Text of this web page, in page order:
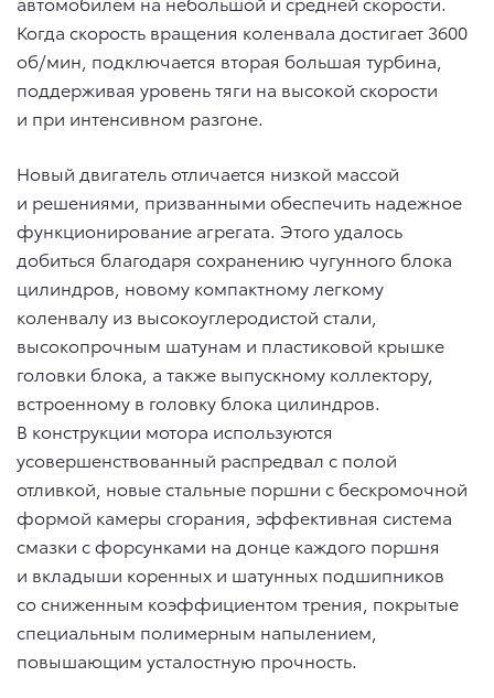
Когда скорость вращения коленвала достигает 3600
об/мин, подключается вторая большая турбина,
поддерживая уровень тяги на высокой скорости
и при интенсивном разгоне.
Новый двигатель отличается низкой массой
и решениями, призванными обеспечить надежное
функционирование агрегата. Этого удалось
добиться благодаря сохранению чугунного блока
цилиндров, новому компактному легкому
коленвалу из высокоуглеродистой стали,
высокопрочным шатунам и пластиковой крышке
головки блока, а также выпускному коллектору,
встроенному в головку блока цилиндров.
В конструкции мотора используются
усовершенствованный распредвал с полой
отливкой, новые стальные поршни с бескромочной
формой камеры сгорания, эффективная система
смазки с форсунками на донце каждого поршня
и вкладыши коренных и шатунных подшипников
со сниженным коэффициентом трения, покрытые
специальным полимерным напылением,
повышающим усталостную прочность.